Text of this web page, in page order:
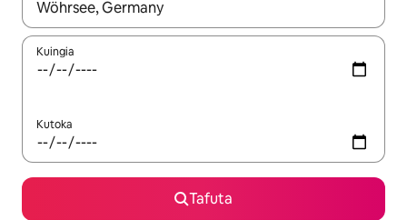
Wakati matokeo yanapatikana, vinjari kwa kutumia vitufe vya
Kuingia
Kutoka
Tafuta